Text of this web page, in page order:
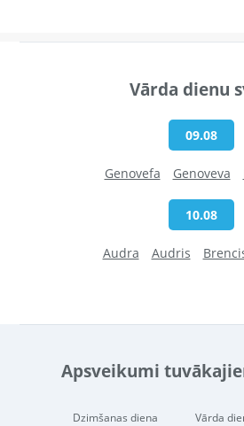
Vārda dienu
09.08
Genovefa Genoveva
10.08
Audra Audris
Apsveikumi
Dzimšanas diena Vārda